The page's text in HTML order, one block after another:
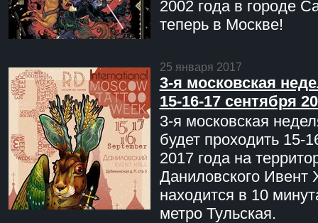
2002 года в городе
теперь в Москве!
25 января 2017
3-я московская
15-16-17 сентября
3-я московская
будет проходить 15-
2017 года на
Даниловского Ивент
находится в 10
метро Тульская.